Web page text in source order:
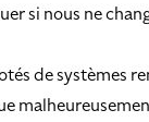
si nous ne
de systèmes